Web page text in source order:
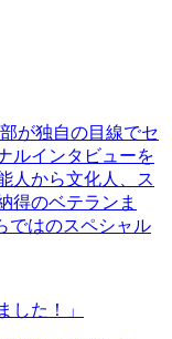
が独自の目線でセ
ルインタビューを
人から文化人、ス
得のベテランま
ではのスペシャル
した！」